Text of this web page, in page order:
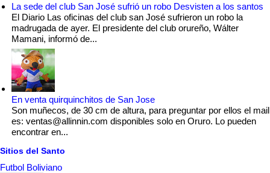
La sede del club San José sufrió un robo Desvisten a los santos
El Diario Las oficinas del club san José sufrieron un robo la
madrugada de ayer. El presidente del club orureño, Wálter
Mamani, informó de...
En venta quirquinchitos de San Jose
Son muñecos, de 30 cm de altura, para preguntar por ellos el mail
es: ventas@allinnin.com disponibles solo en Oruro. Lo pueden
encontrar en...
Sitios del Santo
Futbol Boliviano